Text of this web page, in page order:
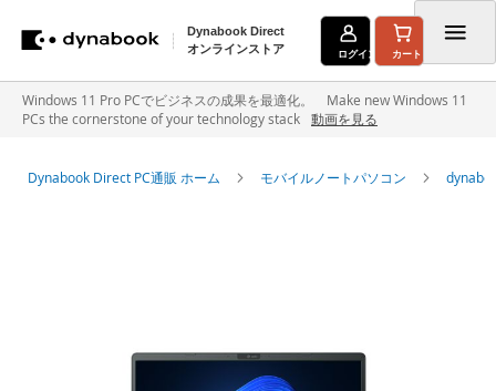
Dynabook Direct
オンラインストア
ログイン カート
Windows 11 Pro PCでビジネスの成果を最適化。 Make new Windows 11
PCs the cornerstone of your technology stack
動画を見る
Dynabook Direct PC通販 ホーム モバイルノートパソコン